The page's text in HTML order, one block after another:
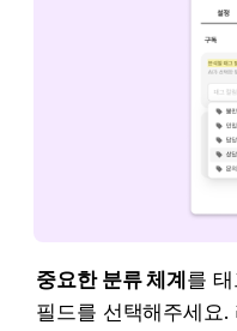
중요한 분류 체계 를
필드를 선택해주세요